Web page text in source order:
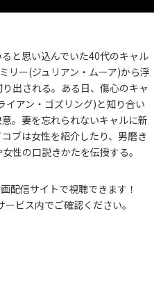
と思い込んでいた40代のキャル
リー(ジュリアン・ムーア)から浮
出される。ある日、傷心のキャ
イアン・ゴズリング)と知り合い
。妻を忘れられないキャルに新
ブは女性を紹介したり、男磨き
性の口説きかたを伝授する。
配信サイトで視聴できます！
ビス内でご確認ください。